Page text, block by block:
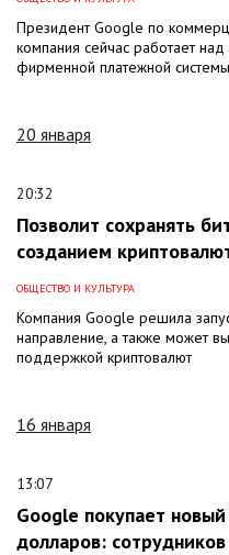
Президент Google по
компания сейчас работает
фирменной платежной
20 января
20:32
Позволит сохранять
созданием
ОБЩЕСТВО И КУЛЬТУРА
Компания Google решила
направление, а также может
поддержкой криптовалют
16 января
13:07
Google покупает
долларов: